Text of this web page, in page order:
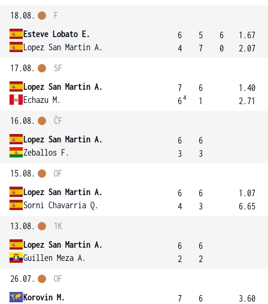
18.08.
Esteve Lobato E.
Lopez San Martin A.
F
6
4
5
7
6
0
1.67
2.07
17.08.
Lopez San Martin A.
Echazu M.
SF
7
64
6
1
1.40
2.71
16.08.
Lopez San Martin A.
Zeballos F.
ČF
6
3
6
3
15.08.
Lopez San Martin A.
Sorni Chavarria Q.
OF
6
4
6
3
1.07
6.65
13.08.
Lopez San Martin A.
Guillen Meza A.
1K
6
2
6
2
26.07.
Korovin M.
OF
7
6
3.60